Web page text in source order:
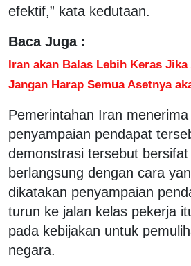
efektif,” kata kedutaan.
Baca Juga :
Iran akan Balas Lebih Keras Jika
Jangan Harap Semua Asetnya
Pemerintahan Iran
penyampaian pendapat
demonstrasi tersebut
berlangsung dengan cara
dikatakan penyampaian
turun ke jalan kelas pekerja
pada kebijakan untuk
negara.